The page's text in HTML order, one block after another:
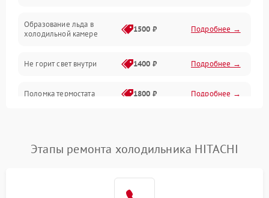
Образование льда в
холодильной камере
1500 ₽ Подробнее →
Не горит свет внутри 1400 ₽ Подробнее →
Поломка термостата 1800 ₽ Подробнее →
Поломка системы No Frost 2600 ₽ Подробнее →
Этапы ремонта холодильника HITACHI